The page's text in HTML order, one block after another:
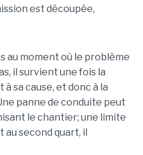
est découpée,
au moment où le problème
il survient une fois la
sa cause, et donc à la
panne de conduite peut
le chantier; une limite
au second quart, il